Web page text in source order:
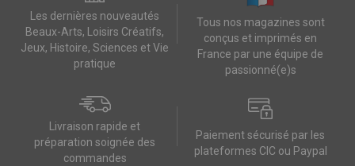
Les dernières nouveautés
Beaux-Arts, Loisirs Créatifs,
Jeux, Histoire, Sciences et Vie
pratique
Tous nos magazines sont
conçus et imprimés en
France par une équipe de
passionné(e)s
Livraison rapide et
préparation soignée des
commandes
Paiement sécurisé par les
plateformes CIC ou Paypal